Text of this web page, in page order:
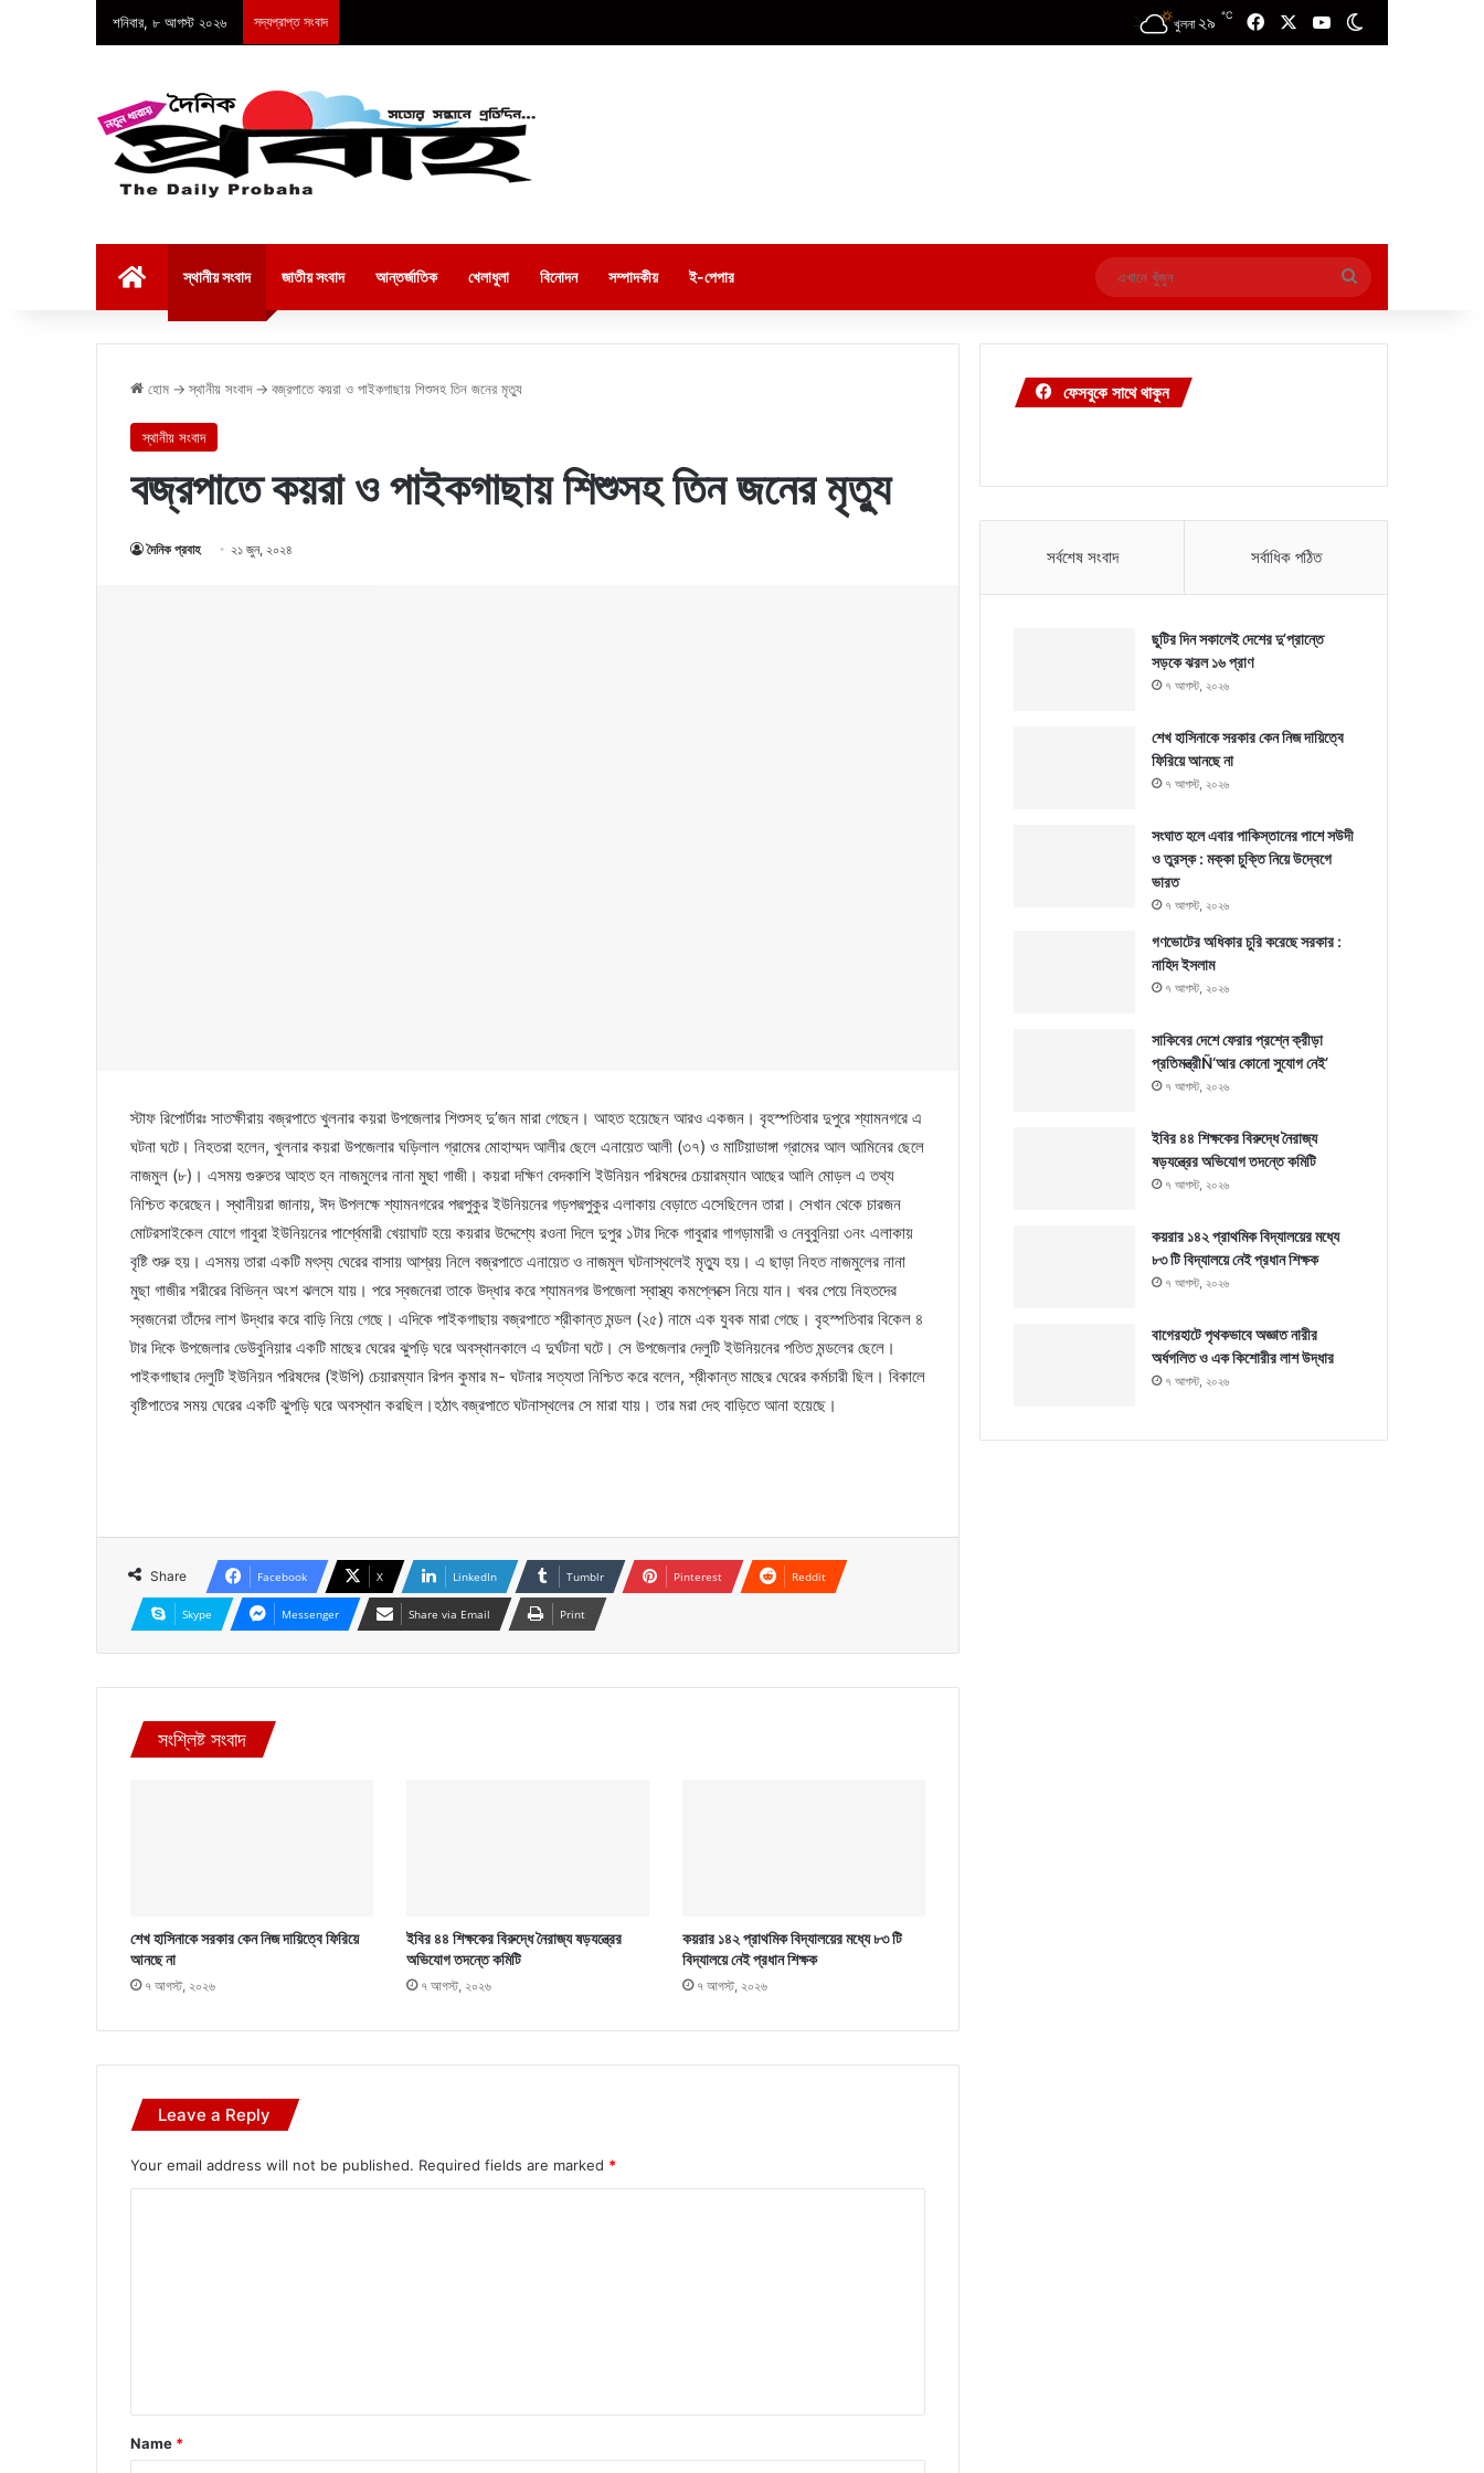
শনিবার, ৮ আগস্ট ২০২৬ সদ্যপ্রাপ্ত সংবাদ খুলনা ২৯ ℃ FacebookYouTube
স্থানীয় সংবাদ জাতীয় সংবাদ আন্তর্জাতিক খেলাধুলা বিনোদন সম্পাদকীয় ই-পেপার
এখানে
খুঁজুন
হোম → স্থানীয় সংবাদ → বজ্রপাতে কয়রা ও পাইকগাছায় শিশুসহ তিন জনের মৃত্যু
স্থানীয় সংবাদ
বজ্রপাতে কয়রা ও পাইকগাছায় শিশুসহ তিন জনের মৃত্যু
দৈনিক প্রবাহ ২১ জুন, ২০২৪
স্টাফ রিপোর্টারঃ সাতক্ষীরায় বজ্রপাতে খুলনার কয়রা উপজেলার শিশুসহ দু’জন মারা গেছেন। আহত হয়েছেন আরও একজন। বৃহস্পতিবার দুপুরে শ্যামনগরে এ
ঘটনা ঘটে। নিহতরা হলেন, খুলনার কয়রা উপজেলার ঘড়িলাল গ্রামের মোহাম্মদ আলীর ছেলে এনায়েত আলী (৩৭) ও মাটিয়াডাঙ্গা গ্রামের আল আমিনের ছেলে
নাজমুল (৮)। এসময় গুরুতর আহত হন নাজমুলের নানা মুছা গাজী। কয়রা দক্ষিণ বেদকাশি ইউনিয়ন পরিষদের চেয়ারম্যান আছের আলি মোড়ল এ তথ্য
নিশ্চিত করেছেন। স্থানীয়রা জানায়, ঈদ উপলক্ষে শ্যামনগরের পদ্মপুকুর ইউনিয়নের গড়পদ্মপুকুর এলাকায় বেড়াতে এসেছিলেন তারা। সেখান থেকে চারজন
মোটরসাইকেল যোগে গাবুরা ইউনিয়নের পার্শ্বেমারী খেয়াঘাট হয়ে কয়রার উদ্দেশ্যে রওনা দিলে দুপুর ১টার দিকে গাবুরার গাগড়ামারী ও নেবুবুনিয়া ৩নং এলাকায়
বৃষ্টি শুরু হয়। এসময় তারা একটি মৎস্য ঘেরের বাসায় আশ্রয় নিলে বজ্রপাতে এনায়েত ও নাজমুল ঘটনাস্থলেই মৃত্যু হয়। এ ছাড়া নিহত নাজমুলের নানা
মুছা গাজীর শরীরের বিভিন্ন অংশ ঝলসে যায়। পরে স্বজনেরা তাকে উদ্ধার করে শ্যামনগর উপজেলা স্বাস্থ্য কমপ্লেক্সে নিয়ে যান। খবর পেয়ে নিহতদের
স্বজনেরা তাঁদের লাশ উদ্ধার করে বাড়ি নিয়ে গেছে। এদিকে পাইকগাছায় বজ্রপাতে শ্রীকান্ত মন্ডল (২৫) নামে এক যুবক মারা গেছে। বৃহস্পতিবার বিকেল ৪
টার দিকে উপজেলার ডেউবুনিয়ার একটি মাছের ঘেরের ঝুপড়ি ঘরে অবস্থানকালে এ দুর্ঘটনা ঘটে। সে উপজেলার দেলুটি ইউনিয়নের পতিত মন্ডলের ছেলে।
পাইকগাছার দেলুটি ইউনিয়ন পরিষদের (ইউপি) চেয়ারম্যান রিপন কুমার ম- ঘটনার সত্যতা নিশ্চিত করে বলেন, শ্রীকান্ত মাছের ঘেরের কর্মচারী ছিল। বিকালে
বৃষ্টিপাতের সময় ঘেরের একটি ঝুপড়ি ঘরে অবস্থান করছিল।হঠাৎ বজ্রপাতে ঘটনাস্থলের সে মারা যায়। তার মরা দেহ বাড়িতে আনা হয়েছে।
Share Facebook X LinkedIn Tumblr Pinterest Reddit
Skype Messenger Share via Email Print
সংশ্লিষ্ট সংবাদ
শেখ হাসিনাকে সরকার কেন নিজ দায়িত্বে ফিরিয়ে
আনছে না
৭ আগস্ট, ২০২৬
ইবির ৪৪ শিক্ষকের বিরুদ্ধে নৈরাজ্য ষড়যন্ত্রের
অভিযোগ তদন্তে কমিটি
৭ আগস্ট, ২০২৬
কয়রার ১৪২ প্রাথমিক বিদ্যালয়ের মধ্যে ৮৩ টি
বিদ্যালয়ে নেই প্রধান শিক্ষক
৭ আগস্ট, ২০২৬
Leave a Reply
Your email address will not be published. Required fields are marked *
*
Name *
ফেসবুকে সাথে থাকুন
সর্বশেষ সংবাদ সর্বাধিক পঠিত
ছুটির দিন সকালেই দেশের দু’প্রান্তে
সড়কে ঝরল ১৬ প্রাণ
৭ আগস্ট, ২০২৬
শেখ হাসিনাকে সরকার কেন নিজ দায়িত্বে
ফিরিয়ে আনছে না
৭ আগস্ট, ২০২৬
সংঘাত হলে এবার পাকিস্তানের পাশে সউদী
ও তুরস্ক : মক্কা চুক্তি নিয়ে উদ্বেগে
ভারত
৭ আগস্ট, ২০২৬
গণভোটের অধিকার চুরি করেছে সরকার :
নাহিদ ইসলাম
৭ আগস্ট, ২০২৬
সাকিবের দেশে ফেরার প্রশ্নে ক্রীড়া
প্রতিমন্ত্রীÑ‘আর কোনো সুযোগ নেই’
৭ আগস্ট, ২০২৬
ইবির ৪৪ শিক্ষকের বিরুদ্ধে নৈরাজ্য
ষড়যন্ত্রের অভিযোগ তদন্তে কমিটি
৭ আগস্ট, ২০২৬
কয়রার ১৪২ প্রাথমিক বিদ্যালয়ের মধ্যে
৮৩ টি বিদ্যালয়ে নেই প্রধান শিক্ষক
৭ আগস্ট, ২০২৬
বাগেরহাটে পৃথকভাবে অজ্ঞাত নারীর
অর্ধগলিত ও এক কিশোরীর লাশ উদ্ধার
৭ আগস্ট, ২০২৬